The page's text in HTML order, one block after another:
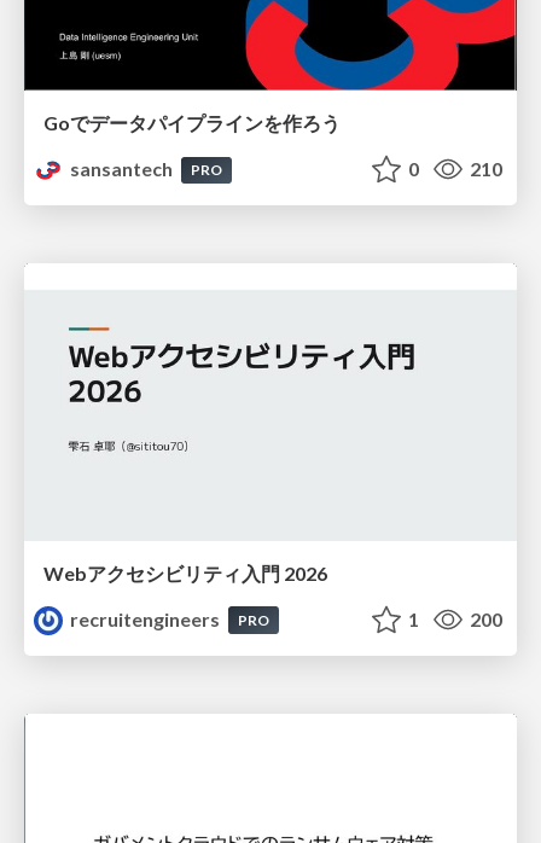
Goでデータパイプラインを作ろう
sansantech
PRO 0 210
Webアクセシビリティ入門 2026
recruitengineers
PRO 1 200